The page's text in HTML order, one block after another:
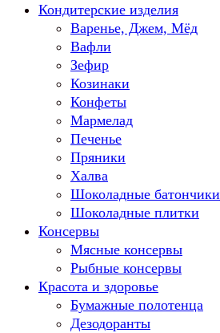
Кондитерские изделия
Варенье, Джем, Мёд
Вафли
Зефир
Козинаки
Конфеты
Мармелад
Печенье
Пряники
Халва
Шоколадные батончики
Шоколадные плитки
Консервы
Мясные консервы
Рыбные консервы
Красота и здоровье
Бумажные полотенца
Дезодоранты